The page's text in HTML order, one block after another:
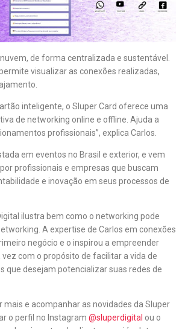
de forma centralizada e sustentável.
visualizar as conexões realizadas,
inteligente, o Sluper Card oferece uma
de networking online e offline. Ajuda a
profissionais”, explica Carlos.
em eventos no Brasil e exterior, e vem
profissionais e empresas que buscam
e inovação em seus processos de
ilustra bem como o networking pode
A expertise de Carlos em conexões
negócio e o inspirou a empreender
com o propósito de facilitar a vida de
que desejam potencializar suas redes de
mais e acompanhar as novidades da Sluper
o perfil no Instagram @sluperdigital ou o